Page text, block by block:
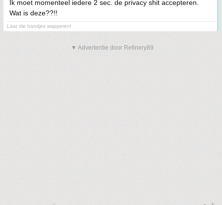
Ik moet momenteel iedere 2 sec. de privacy shit accepteren.
Wat is deze??!!
Laat die handjes wapperen!
▼ Advertentie door Refinery89